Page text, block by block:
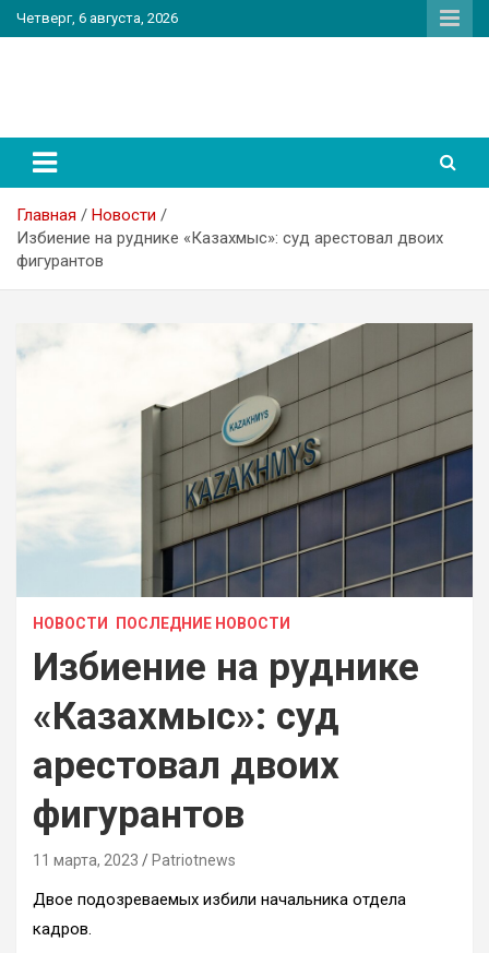
Перейти
к
Четверг, 6 августа, 2026
Главная
Новости
Избиение на руднике «Казахмыс»: суд арестовал двоих
фигурантов
НОВОСТИ ПОСЛЕДНИЕ НОВОСТИ
Избиение на руднике
«Казахмыс»: суд
арестовал двоих
фигурантов
11 марта, 2023 Patriotnews
Двое подозреваемых избили начальника отдела
кадров.